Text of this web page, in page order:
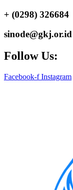
+ (0298) 326684
sinode@gkj.or.id
Follow Us:
Facebook-f Instagram